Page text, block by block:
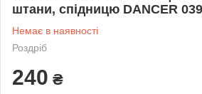
штани, спідницю DANCER
Немає в наявності
Роздріб
240 ₴